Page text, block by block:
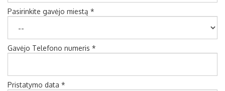
Pasirinkite gavėjo miestą *
Gavėjo Telefono numeris *
Pristatymo data *